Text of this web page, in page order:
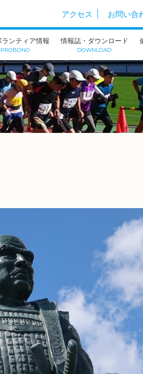
アクセス お問い合
ンティア情報
PROBONO
情報誌・ダウンロード
DOWNLOAD